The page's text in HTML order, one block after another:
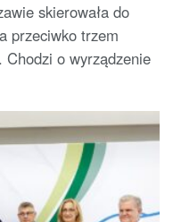
skierowała do
przeciwko trzem
Chodzi o wyrządzenie